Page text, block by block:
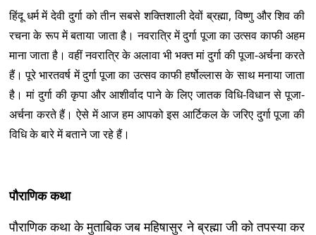
हिंदू धर्म में देवी दुर्गा को तीन सबसे शक्तिशाली देवों ब्रह्मा, विष्णु और शिव की
रचना के रूप में बताया जाता है। नवरात्रि में दुर्गा पूजा का उत्सव काफी अहम
माना जाता है। वहीं नवरात्रि के अलावा भी भक्त मां दुर्गा की पूजा-अर्चना करते
हैं। पूरे भारतवर्ष में दुर्गा पूजा का उत्सव काफी हर्षोल्लास के साथ मनाया जाता
है। मां दुर्गा की कृपा और आशीर्वाद पाने के लिए जातक विधि-विधान से पूजा-
अर्चना करते हैं। ऐसे में आज हम आपको इस आर्टिकल के जरिए दुर्गा पूजा की
विधि के बारे में बताने जा रहे हैं।
पौराणिक कथा
पौराणिक कथा के मुताबिक जब महिषासुर ने ब्रह्मा जी को तपस्या कर